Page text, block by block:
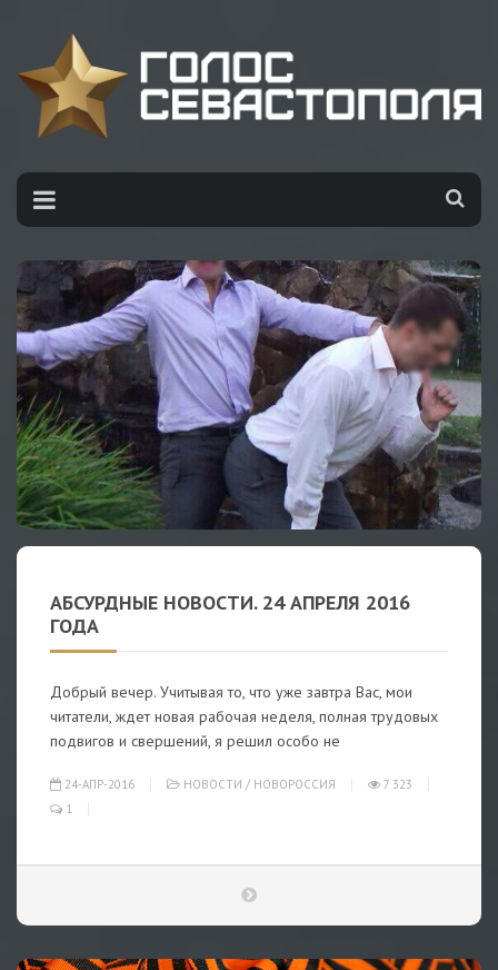
АБСУРДНЫЕ НОВОСТИ. 24 АПРЕЛЯ 2016
ГОДА
Добрый вечер. Учитывая то, что уже завтра Вас, мои
читатели, ждет новая рабочая неделя, полная трудовых
подвигов и свершений, я решил особо не
24-АПР-2016 НОВОСТИ / НОВОРОССИЯ
7 323
1